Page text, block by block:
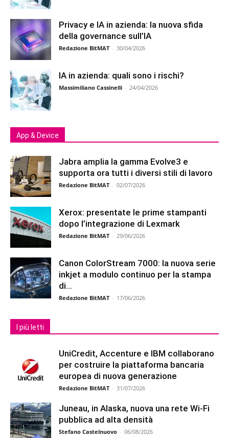
Privacy e IA in azienda: la nuova sfida
della governance sull’IA
Redazione BitMAT - 30/04/2026
IA in azienda: quali sono i rischi?
Massimiliano Cassinelli - 24/04/2026
App & Device
Jabra amplia la gamma Evolve3 e
supporta ora tutti i diversi stili di lavoro
Redazione BitMAT - 02/07/2026
Xerox: presentate le prime stampanti
dopo l’integrazione di Lexmark
Redazione BitMAT - 29/06/2026
Canon ColorStream 7000: la nuova serie
inkjet a modulo continuo per la stampa
di...
Redazione BitMAT - 17/06/2026
I più letti
UniCredit, Accenture e IBM collaborano
per costruire la piattaforma bancaria
europea di nuova generazione
Redazione BitMAT - 31/07/2026
Juneau, in Alaska, nuova una rete Wi-Fi
pubblica ad alta densità
Stefano Castelnuovo - 06/08/2026